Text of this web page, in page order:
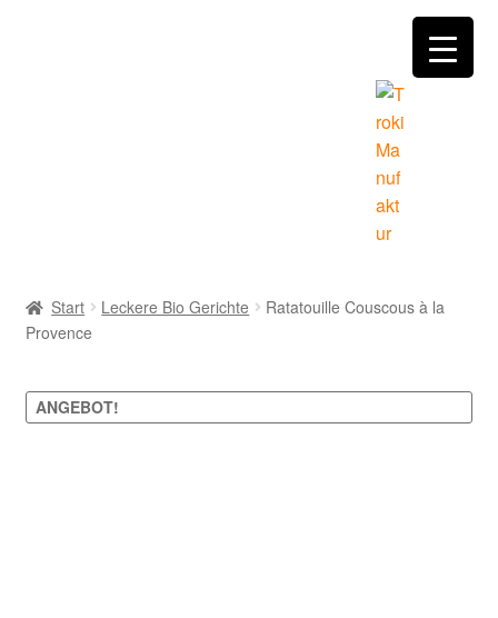
Händler Angebote
Manufaktur
Start Leckere Bio Gerichte
Ratatouille Couscous à la
Provence
ANGEBOT!